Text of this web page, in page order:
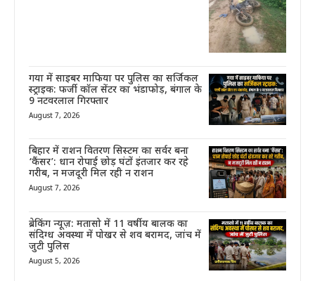
गया में साइबर माफिया पर पुलिस का सर्जिकल
स्ट्राइक: फर्जी कॉल सेंटर का भंडाफोड़, बंगाल के
9 नटवरलाल गिरफ्तार
August 7, 2026
बिहार में राशन वितरण सिस्टम का सर्वर बना
‘कैंसर’: धान रोपाई छोड़ घंटों इंतजार कर रहे
गरीब, न मजदूरी मिल रही न राशन
August 7, 2026
ब्रेकिंग न्यूज़: मतासो में 11 वर्षीय बालक का
संदिग्ध अवस्था में पोखर से शव बरामद, जांच में
जुटी पुलिस
August 5, 2026